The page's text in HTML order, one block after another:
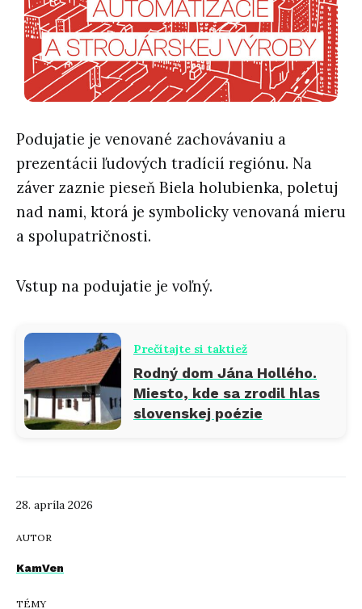
28. apríla 2026
AUTOR
KamVen
TÉMY
Podujatie je venované zachovávaniu a
prezentácii ľudových tradícií regiónu. Na
záver zaznie pieseň Biela holubienka, poletuj
nad nami, ktorá je symbolicky venovaná mieru
a spolupatričnosti.
Vstup na podujatie je voľný.
Prečítajte si taktiež
Rodný dom Jána Hollého.
Miesto, kde sa zrodil hlas
slovenskej poézie